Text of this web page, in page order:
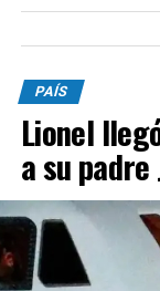
PAÍS
Lionel
a su